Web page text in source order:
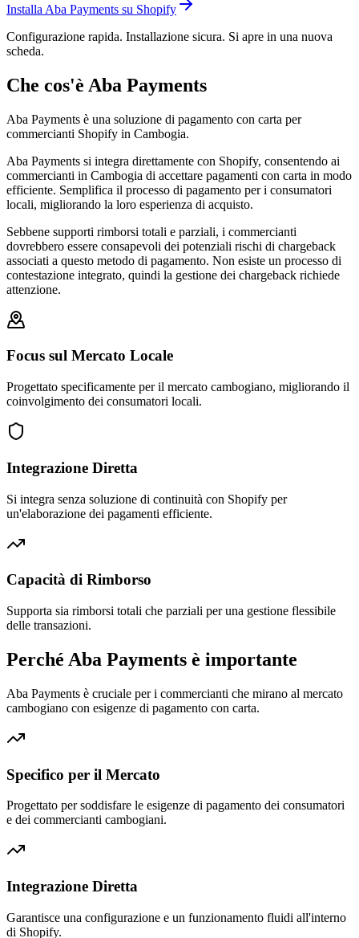
Installa Aba Payments su Shopify
Configurazione rapida. Installazione sicura. Si apre in una nuova
scheda.
Che cos'è Aba Payments
Aba Payments è una soluzione di pagamento con carta per
commercianti Shopify in Cambogia.
Aba Payments si integra direttamente con Shopify, consentendo ai
commercianti in Cambogia di accettare pagamenti con carta in modo
efficiente. Semplifica il processo di pagamento per i consumatori
locali, migliorando la loro esperienza di acquisto.
Sebbene supporti rimborsi totali e parziali, i commercianti
dovrebbero essere consapevoli dei potenziali rischi di chargeback
associati a questo metodo di pagamento. Non esiste un processo di
contestazione integrato, quindi la gestione dei chargeback richiede
attenzione.
Focus sul Mercato Locale
Progettato specificamente per il mercato cambogiano, migliorando il
coinvolgimento dei consumatori locali.
Integrazione Diretta
Si integra senza soluzione di continuità con Shopify per
un'elaborazione dei pagamenti efficiente.
Capacità di Rimborso
Supporta sia rimborsi totali che parziali per una gestione flessibile
delle transazioni.
Perché Aba Payments è importante
Aba Payments è cruciale per i commercianti che mirano al mercato
cambogiano con esigenze di pagamento con carta.
Specifico per il Mercato
Progettato per soddisfare le esigenze di pagamento dei consumatori
e dei commercianti cambogiani.
Integrazione Diretta
Garantisce una configurazione e un funzionamento fluidi all'interno
di Shopify.